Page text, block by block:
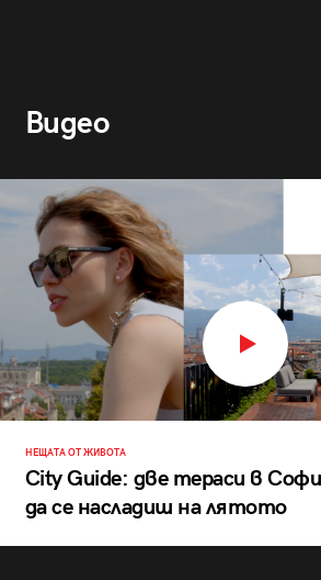
Видео
НЕЩАТА ОТ ЖИВОТА
City Guide: две тераси в
да се насладиш на лятото